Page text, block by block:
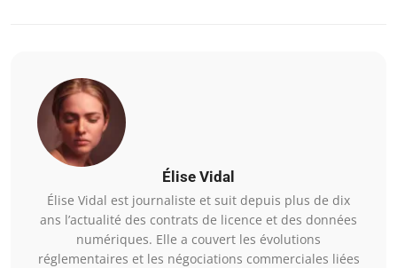
Élise Vidal
Élise Vidal est journaliste et suit depuis plus de dix
ans l’actualité des contrats de licence et des données
numériques. Elle a couvert les évolutions
réglementaires et les négociations commerciales liées